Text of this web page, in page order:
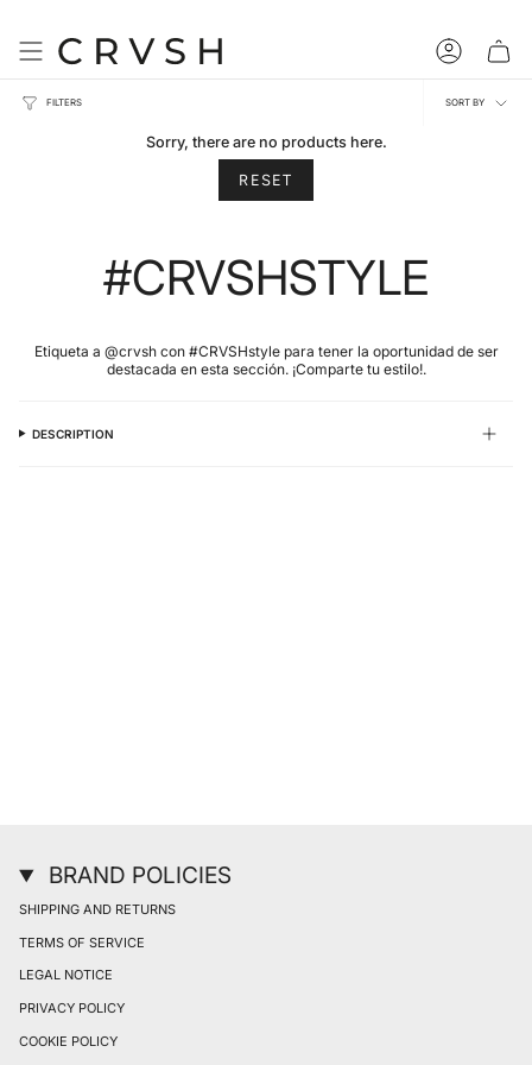
content
Account
FILTERS
Sort
SORT BY
Sorry, there are no products here.
RESET
#CRVSHSTYLE
Etiqueta a @crvsh con #CRVSHstyle para tener la oportunidad de ser
destacada en esta sección. ¡Comparte tu estilo!.
DESCRIPTION
BRAND POLICIES
SHIPPING AND RETURNS
TERMS OF SERVICE
LEGAL NOTICE
PRIVACY POLICY
COOKIE POLICY